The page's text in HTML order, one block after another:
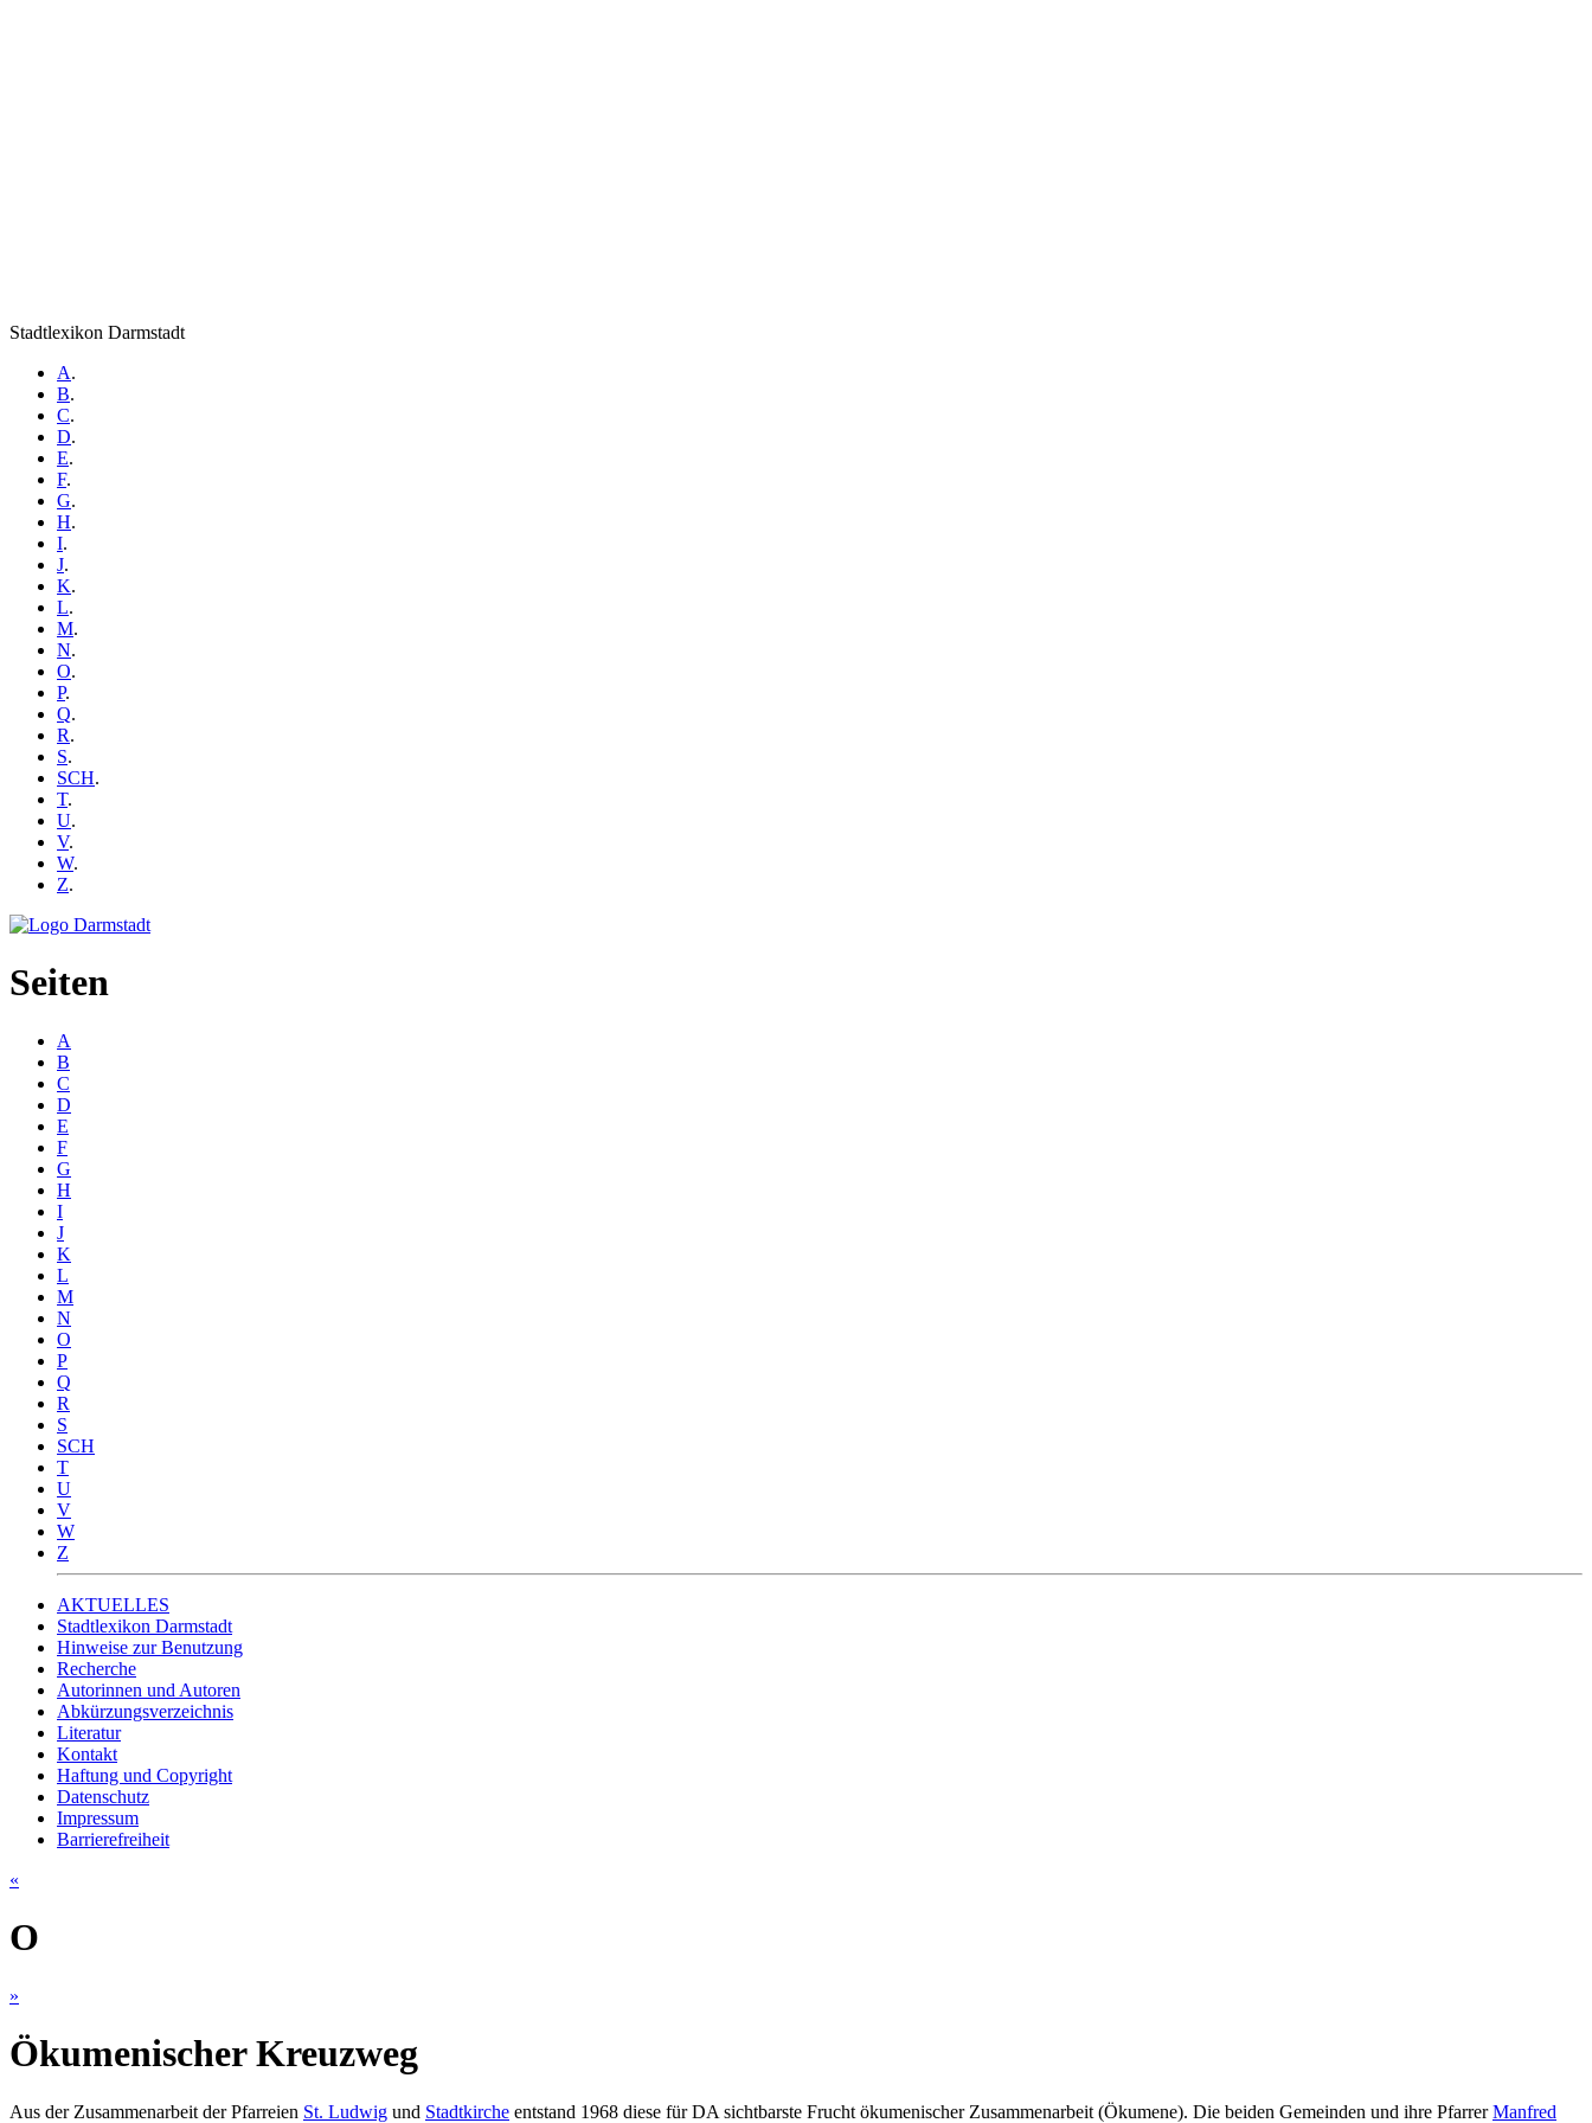
Stadtlexikon Darmstadt
A.
B.
C.
D.
E.
F.
G.
H.
I.
J.
K.
L.
M.
N.
O.
P.
Q.
R.
S.
SCH.
T.
U.
V.
W.
Z.
Seiten
A
B
C
D
E
F
G
H
I
J
K
L
M
N
O
P
Q
R
S
SCH
T
U
V
W
Z
AKTUELLES
Stadtlexikon Darmstadt
Hinweise zur Benutzung
Recherche
Autorinnen und Autoren
Abkürzungsverzeichnis
Literatur
Kontakt
Haftung und Copyright
Datenschutz
Impressum
Barrierefreiheit
«
O
»
Ökumenischer Kreuzweg
Aus der Zusammenarbeit der Pfarreien St. Ludwig und Stadtkirche entstand 1968 diese für DA sichtbarste Frucht ökumenischer Zusammenarbeit (Ökumene). Die beiden Gemeinden und ihre PfarrerManfred